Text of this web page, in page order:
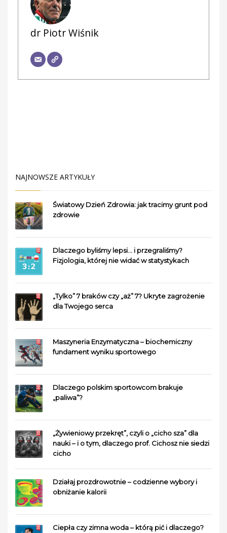
dr Piotr Wiśnik
NAJNOWSZE ARTYKUŁY
Światowy Dzień Zdrowia: jak tracimy grunt pod
zdrowie
Dlaczego byliśmy lepsi… i przegraliśmy?
Fizjologia, której nie widać w statystykach
„Tylko” 7 braków czy „aż” 7? Ukryte zagrożenie
dla Twojego serca
Maszyneria Enzymatyczna – biochemiczny
fundament wyniku sportowego
Dlaczego polskim sportowcom brakuje
„paliwa”?
„Żywieniowy przekręt”, czyli o „cicho sza” dla
nauki – i o tym, dlaczego prof. Cichosz nie siedzi
cicho
Działaj prozdrowotnie – codzienne wybory i
obniżanie kalorii
Ciepła czy zimna woda – którą pić i dlaczego?